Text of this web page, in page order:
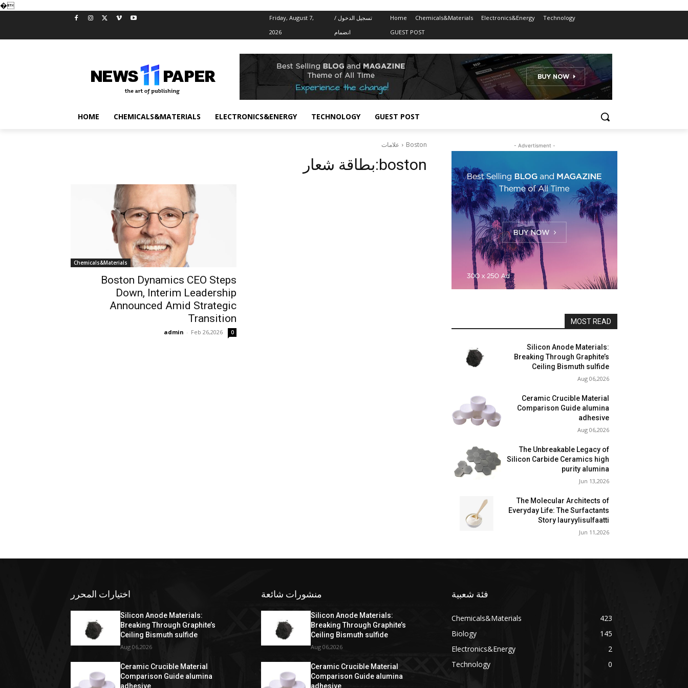
�
Friday, August 7,
2026
تسجيل الدخول /
انضمام
Home Chemicals&Materials Electronics&Energy
Technology
GUEST POST
HOME CHEMICALS&MATERIALS ELECTRONICS&ENERGY TECHNOLOGY GUEST POST
علامات Boston
بطاقة شعار:boston
Chemicals&Materials
Boston Dynamics CEO Steps
Down, Interim Leadership
Announced Amid Strategic
Transition
admin - Feb 26,2026 0
- Advertisment -
MOST READ
Silicon Anode Materials:
Breaking Through Graphite’s
Ceiling Bismuth sulfide
Aug 06,2026
Ceramic Crucible Material
Comparison Guide alumina
adhesive
Aug 06,2026
The Unbreakable Legacy of
Silicon Carbide Ceramics high
purity alumina
Jun 13,2026
The Molecular Architects of
Everyday Life: The Surfactants
Story lauryylisulfaatti
Jun 11,2026
اختيارات المحرر
Silicon Anode Materials:
Breaking Through Graphite’s
Ceiling Bismuth sulfide
Aug 06,2026
Ceramic Crucible Material
Comparison Guide alumina
adhesive
منشورات شائعة
Silicon Anode Materials:
Breaking Through Graphite’s
Ceiling Bismuth sulfide
Aug 06,2026
Ceramic Crucible Material
Comparison Guide alumina
adhesive
فئة شعبية
Chemicals&Materials
423
Biology
145
Electronics&Energy
2
Technology
0